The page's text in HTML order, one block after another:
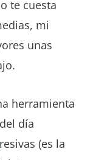
te cuesta
mi
unas
herramienta
día
(es la